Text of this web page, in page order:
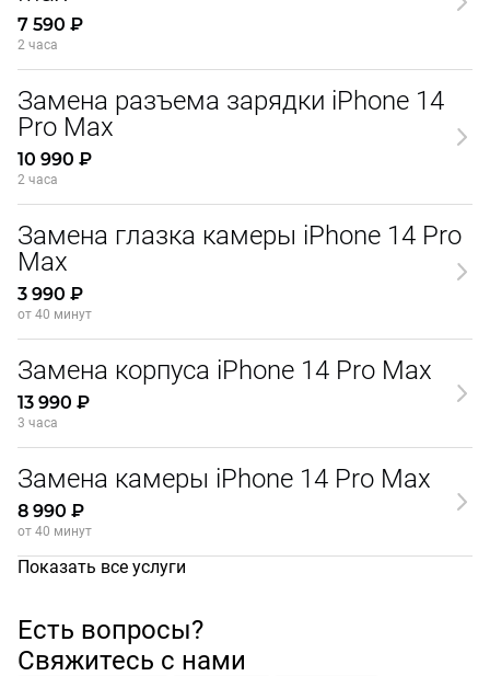
7 590 ₽
2 часа
Замена разъема зарядки iPhone 14
Pro Max
10 990 ₽
2 часа
Замена глазка камеры iPhone 14 Pro
Max
3 990 ₽
от 40 минут
Замена корпуса iPhone 14 Pro Max
13 990 ₽
3 часа
Замена камеры iPhone 14 Pro Max
8 990 ₽
от 40 минут
Показать все услуги
Есть вопросы?
Свяжитесь с нами